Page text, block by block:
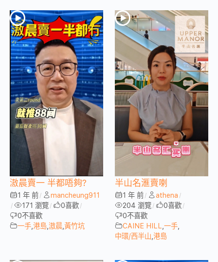
滶晨賣一 半都唔夠?
1 年 前 / mancheung911
/ 171 瀏覽 / 0喜歡 /
0不喜歡
一手 港島 滶晨 黃竹坑
半山名滙賣喇
1 年 前 / athena /
204 瀏覽 / 0喜歡 /
0不喜歡
CAINE HILL 一手
中環/西半山 港島